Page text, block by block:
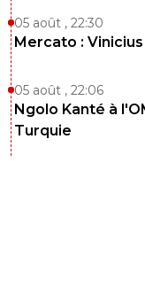
05 août , 22:30
Mercato :
05 août , 22:06
Ngolo Kanté à
Turquie